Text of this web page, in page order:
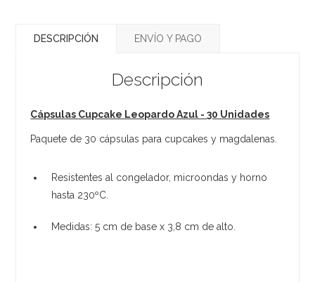
DESCRIPCIÓN ENVÍO Y PAGO
Descripción
Cápsulas Cupcake Leopardo Azul - 30 Unidades
Paquete de 30 cápsulas para cupcakes y magdalenas.
Resistentes al congelador, microondas y horno
hasta 230ºC.
Medidas: 5 cm de base x 3,8 cm de alto.